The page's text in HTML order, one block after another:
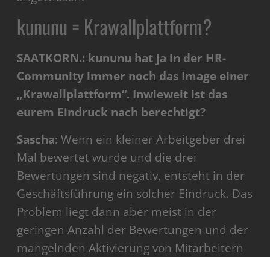
kununu = Krawallplattform?
SAATKORN.: kununu hat ja in der HR-
Community immer noch das Image einer
„Krawallplattform“. Inwieweit ist das
eurem Eindruck nach berechtigt?
Sascha: Wenn ein kleiner Arbeitgeber drei
Mal bewertet wurde und die drei
Bewertungen sind negativ, entsteht in der
Geschäftsführung ein solcher Eindruck. Das
Problem liegt dann aber meist in der
geringen Anzahl der Bewertungen und der
mangelnden Aktivierung von Mitarbeitern